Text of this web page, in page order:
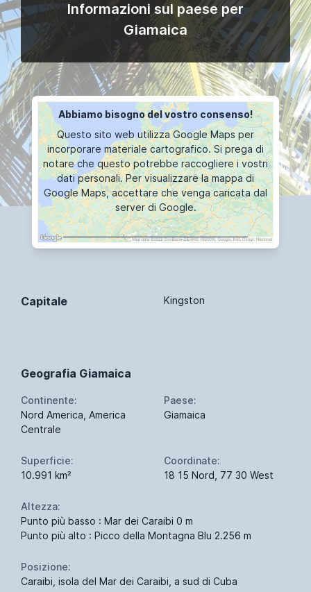
Informazioni sul paese per
Giamaica
Abbiamo bisogno del vostro consenso!
Questo sito web utilizza Google Maps per
incorporare materiale cartografico. Si prega di
notare che questo potrebbe raccogliere i vostri
dati personali. Per visualizzare la mappa di
Google Maps, accettare che venga caricata dal
server di Google.
VISUALIZZAZIONE DELLA MAPPA
Capitale Kingston
Geografia Giamaica
Continente:
Nord America, America
Centrale
Paese:
Giamaica
Superficie:
10.991 km²
Coordinate:
18 15 Nord, 77 30 West
Altezza:
Punto più basso : Mar dei Caraibi 0 m
Punto più alto : Picco della Montagna Blu 2.256 m
Posizione:
Caraibi, isola del Mar dei Caraibi, a sud di Cuba